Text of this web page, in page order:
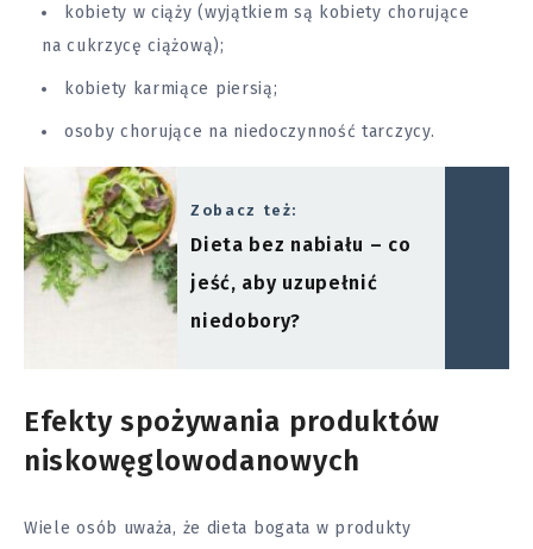
kobiety w ciąży (wyjątkiem są kobiety chorujące
na cukrzycę ciążową);
kobiety karmiące piersią;
osoby chorujące na niedoczynność tarczycy.
Zobacz też:
Dieta bez nabiału – co
jeść, aby uzupełnić
niedobory?
Efekty spożywania produktów
niskowęglowodanowych
Wiele osób uważa, że dieta bogata w produkty